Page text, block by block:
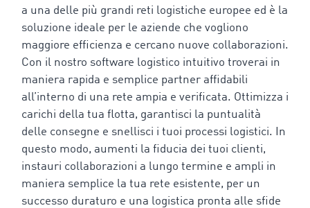
a una delle più grandi reti logistiche europee ed è la
soluzione ideale per le aziende che vogliono
maggiore efficienza e cercano nuove collaborazioni.
Con il nostro software logistico intuitivo troverai in
maniera rapida e semplice partner affidabili
all’interno di una rete ampia e verificata. Ottimizza i
carichi della tua flotta, garantisci la puntualità
delle consegne e snellisci i tuoi processi logistici. In
questo modo, aumenti la fiducia dei tuoi clienti,
instauri collaborazioni a lungo termine e ampli in
maniera semplice la tua rete esistente, per un
successo duraturo e una logistica pronta alle sfide